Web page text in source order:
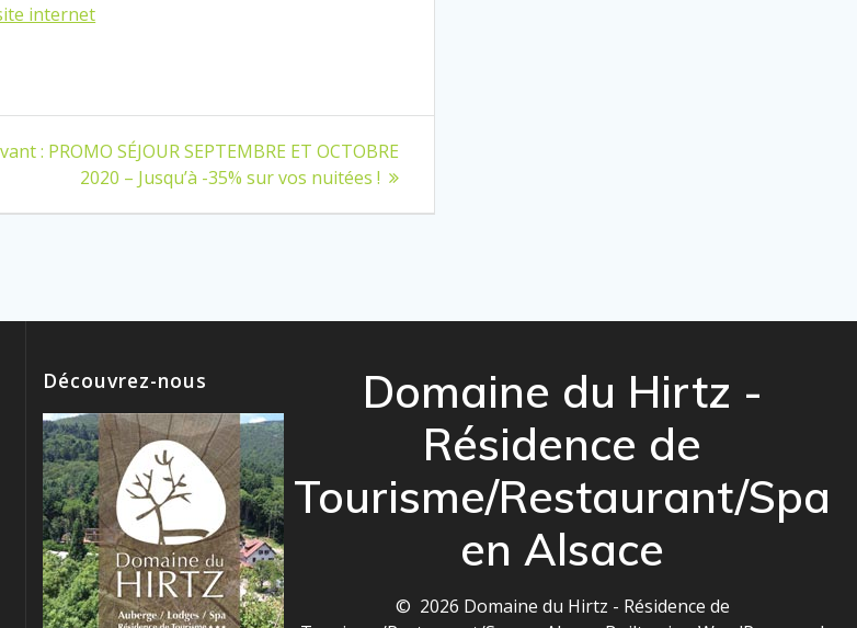
internet
: Article
suivant
PROMO SÉJOUR SEPTEMBRE ET OCTOBRE
2020 – Jusqu’à -35% sur vos nuitées !
Découvrez-nous
Domaine du Hirtz -
Résidence de
Tourisme/Restaurant/Spa
en Alsace
© 2026 Domaine du Hirtz - Résidence de